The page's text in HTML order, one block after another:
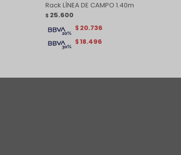
Rack LÍNEA DE CAMPO 1.40m
$ 25.600
$18.496
$ 20.736